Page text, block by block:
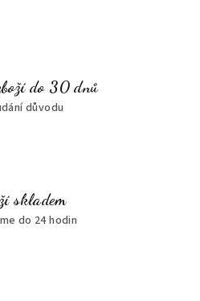
do 30 dnů
důvodu
skladem
do 24 hodin